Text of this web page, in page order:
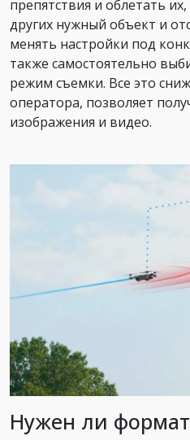
препятствия и облетать
других нужный объект и
менять настройки под
также самостоятельно
режим съемки. Все это
оператора, позволяет
изображения и видео.
Нужен ли формат